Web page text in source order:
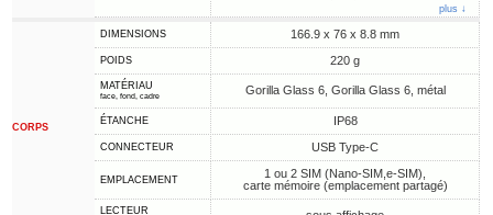
plus ↓
CORPS
DIMENSIONS 166.9 x 76 x 8.8 mm
POIDS 220 g
MATÉRIAU
face, fond, cadre Gorilla Glass 6, Gorilla Glass 6, métal
ÉTANCHE IP68
CONNECTEUR USB Type-C
EMPLACEMENT
1 ou 2 SIM (Nano-SIM,e-SIM),
carte mémoire (emplacement partagé)
LECTEUR